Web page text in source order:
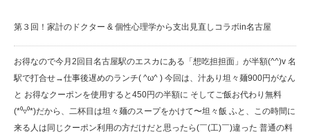
第３回！家計のドクター & 個性心理学から支出見直しコラボin名古屋
お得なので今月2回目️名古屋駅のエスカにある「想吃担担面」が半額(^^)v 名
駅で打合せ→仕事後遅めのランチ( ^ω^ ) 今回は、汁あり坦々麺900円がなん
と️ お得なクーポンを使用すると450円の半額に️ そしてご飯お代わり無料
(*⁰▿⁰*)だから、二杯目は坦々麺のスープをかけて〜坦々飯️ ふと、この時間に
来る人は同じクーポン利用の方だけだと思ったら(￣(工)￣)違った️ 普通の料